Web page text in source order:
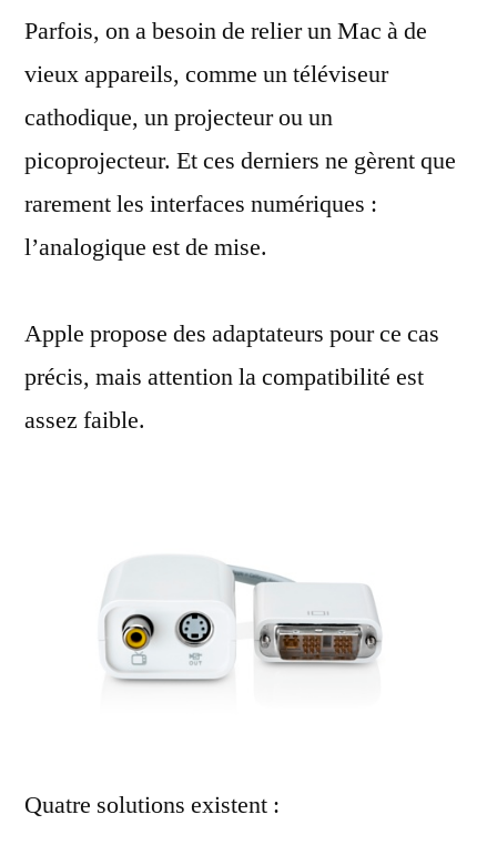
téléviseur
à
un
Mac
la
compatibilité
Parfois, on a besoin de relier un Mac à de
vieux appareils, comme un téléviseur
cathodique, un projecteur ou un
picoprojecteur. Et ces derniers ne gèrent que
rarement les interfaces numériques :
l’analogique est de mise.
Apple propose des adaptateurs pour ce cas
précis, mais attention la compatibilité est
assez faible.
Quatre solutions existent :